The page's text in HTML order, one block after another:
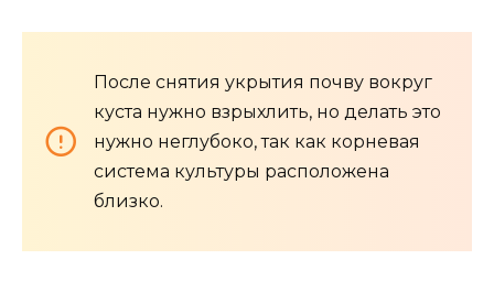
После снятия укрытия почву вокруг
куста нужно взрыхлить, но делать это
нужно неглубоко, так как корневая
система культуры расположена
близко.